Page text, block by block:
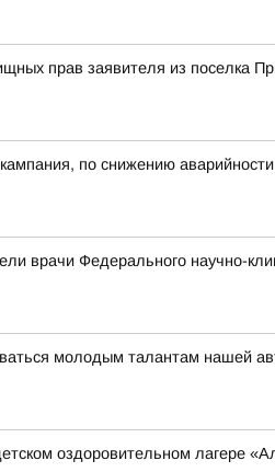
прав заявителя из поселка
по снижению аварийности
врачи Федерального научно-
молодым талантам нашей
оздоровительном лагере